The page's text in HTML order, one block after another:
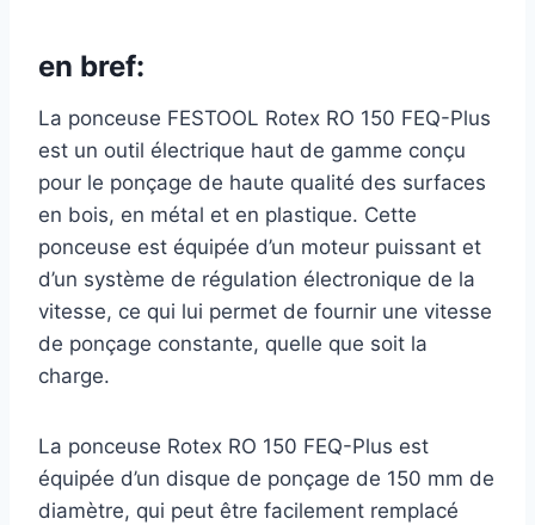
en bref:
La ponceuse FESTOOL Rotex RO 150 FEQ-Plus
est un outil électrique haut de gamme conçu
pour le ponçage de haute qualité des surfaces
en bois, en métal et en plastique. Cette
ponceuse est équipée d’un moteur puissant et
d’un système de régulation électronique de la
vitesse, ce qui lui permet de fournir une vitesse
de ponçage constante, quelle que soit la
charge.
La ponceuse Rotex RO 150 FEQ-Plus est
équipée d’un disque de ponçage de 150 mm de
diamètre, qui peut être facilement remplacé